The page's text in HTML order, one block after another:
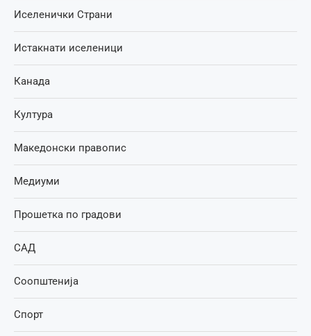
Иселенички Страни
Истакнати иселеници
Канада
Култура
Македонски правопис
Медиуми
Прошетка по градови
САД
Соопштенија
Спорт